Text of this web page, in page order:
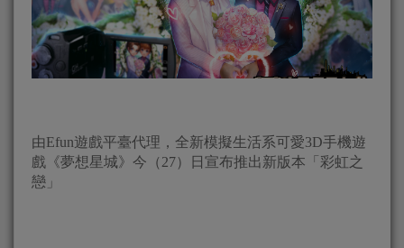
由Efun遊戲平臺代理，全新模擬生活系可愛3D手機遊
戲《夢想星城》今（27）日宣布推出新版本「彩虹之
戀」